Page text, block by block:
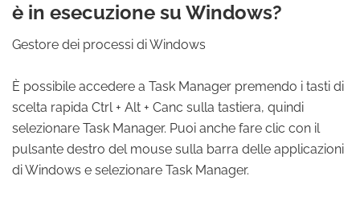
è in esecuzione su Windows?
Gestore dei processi di Windows
È possibile accedere a Task Manager premendo i tasti di
scelta rapida Ctrl + Alt + Canc sulla tastiera, quindi
selezionare Task Manager. Puoi anche fare clic con il
pulsante destro del mouse sulla barra delle applicazioni
di Windows e selezionare Task Manager.